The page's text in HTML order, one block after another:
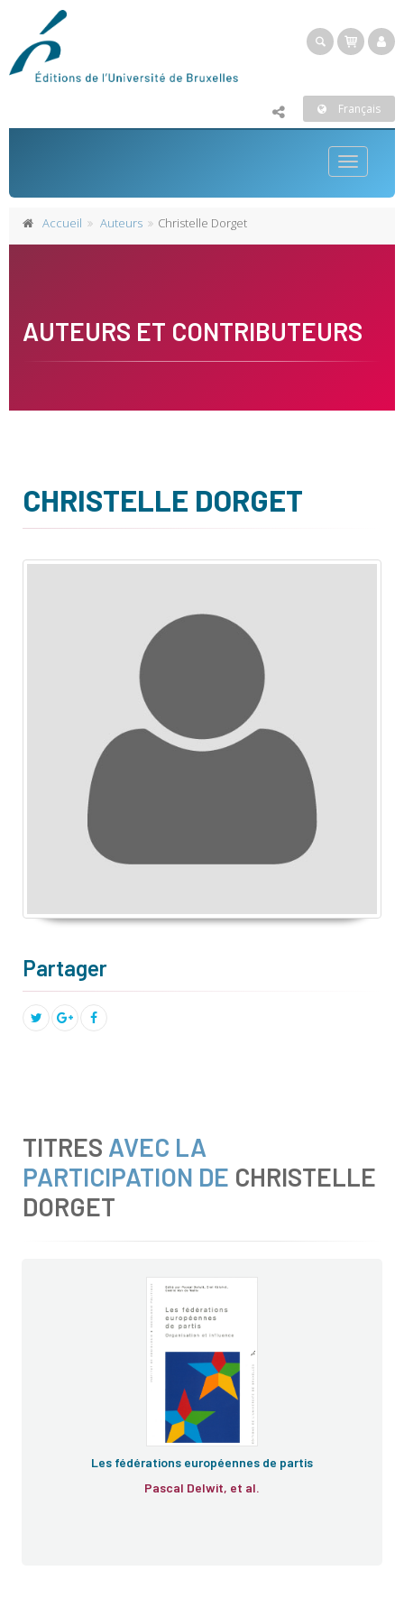
Français
Toggle
Accueil Auteurs Christelle Dorget
AUTEURS ET CONTRIBUTEURS
CHRISTELLE DORGET
Partager
TITRES AVEC LA
PARTICIPATION DE CHRISTELLE
DORGET
Les fédérations européennes de partis
Pascal Delwit, et al.